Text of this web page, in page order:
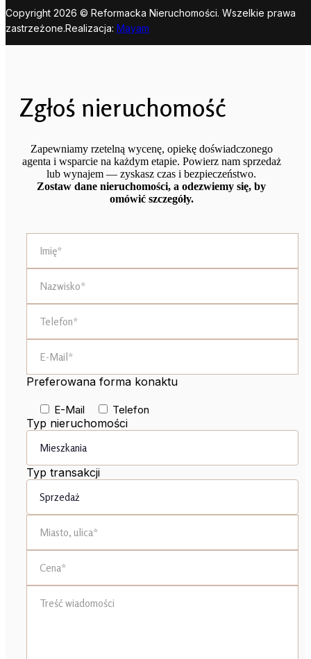
Copyright 2026 © Reformacka Nieruchomości. Wszelkie prawa
zastrzeżone.Realizacja: Mayam
Zgłoś nieruchomość
Zapewniamy rzetelną wycenę, opiekę doświadczonego
agenta i wsparcie na każdym etapie. Powierz nam sprzedaż
lub wynajem — zyskasz czas i bezpieczeństwo.
Zostaw dane nieruchomości, a odezwiemy się, by
omówić szczegóły.
Preferowana forma konaktu
E-Mail Telefon
Typ nieruchomości
Typ transakcji